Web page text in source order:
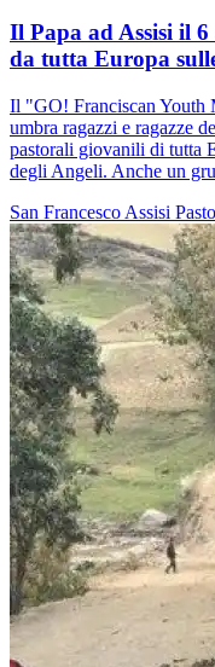
Il Papa ad Assisi il
da tutta Europa
Il "GO! Franciscan Youth
umbra ragazzi e ragazze
pastorali giovanili di tutta
degli Angeli. Anche un
San Francesco Assisi